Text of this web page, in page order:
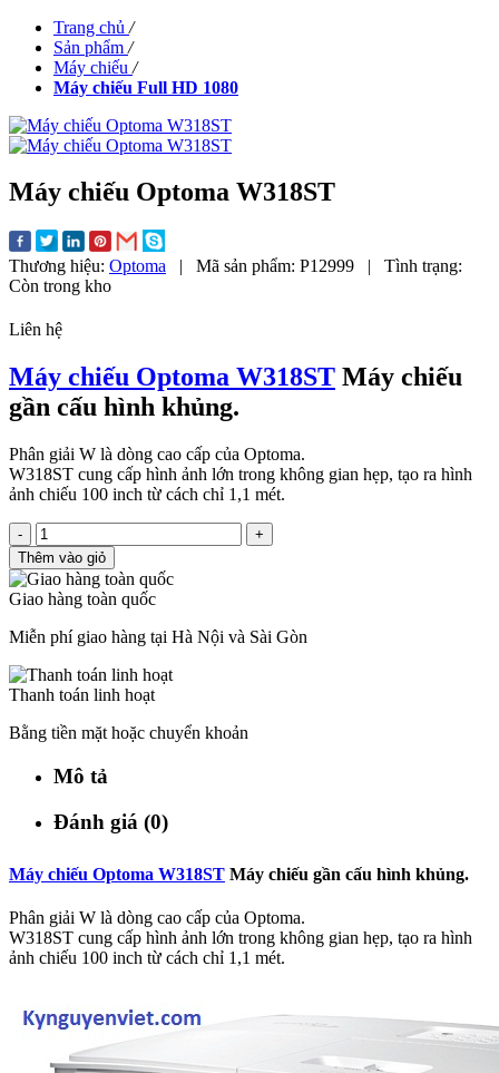
Trang chủ /
Sản phẩm /
Máy chiếu /
Máy chiếu Full HD 1080
Máy chiếu Optoma W318ST
Thương hiệu: Optoma | Mã sản phẩm: P12999 |
Tình trạng:
Còn trong kho
Liên hệ
Máy chiếu Optoma W318ST Máy chiếu
gần cấu hình khủng.
Phân giải W là dòng cao cấp của Optoma.
W318ST cung cấp hình ảnh lớn trong không gian hẹp, tạo ra hình
ảnh chiếu 100 inch từ cách chỉ 1,1 mét.
-
+
Thêm vào giỏ
Giao hàng toàn quốc
Miễn phí giao hàng tại Hà Nội và Sài Gòn
Thanh toán linh hoạt
Bằng tiền mặt hoặc chuyển khoản
Mô tả
Đánh giá (0)
Máy chiếu Optoma W318ST Máy chiếu gần cấu hình khủng.
Phân giải W là dòng cao cấp của Optoma.
W318ST cung cấp hình ảnh lớn trong không gian hẹp, tạo ra hình
ảnh chiếu 100 inch từ cách chỉ 1,1 mét.